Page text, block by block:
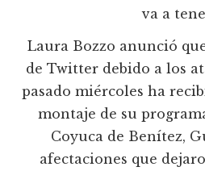
va a
Laura Bozzo anunció
de Twitter debido a los
pasado miércoles ha
montaje de su
Coyuca de Benítez,
afectaciones que